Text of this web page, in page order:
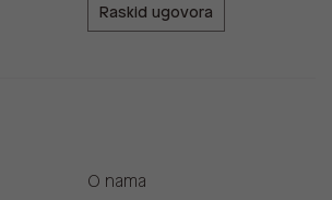
Raskid ugovora
O nama